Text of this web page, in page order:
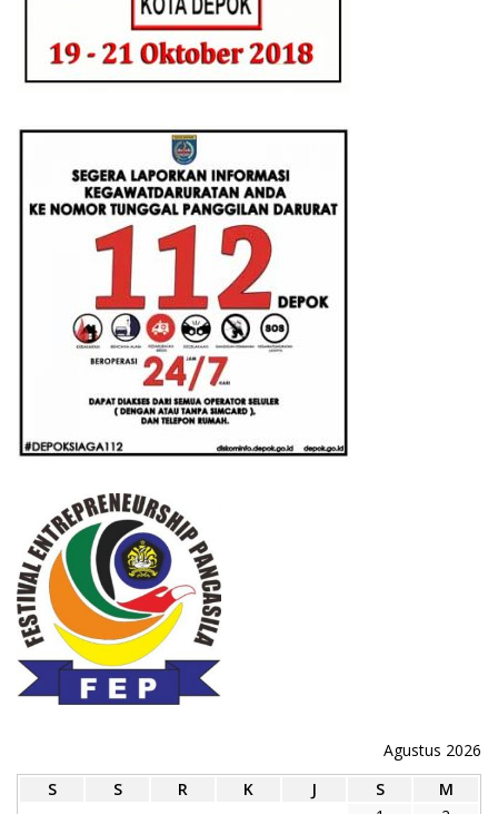
Agustus 2026
S
S R K J S
M